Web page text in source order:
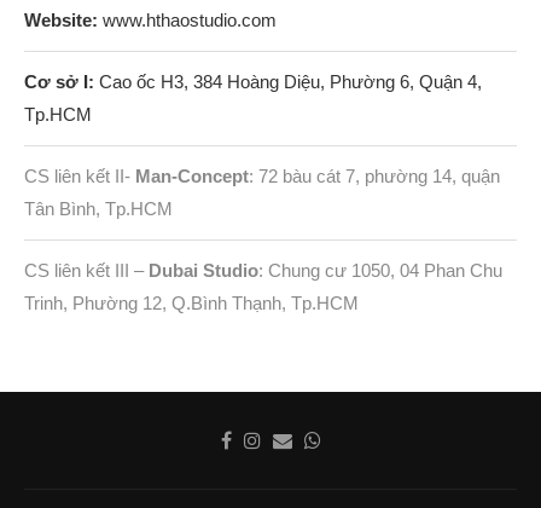
Website: www.hthaostudio.com
Cơ sở I: Cao ốc H3, 384 Hoàng Diệu, Phường 6, Quận 4,
Tp.HCM
CS liên kết II- Man-Concept: 72 bàu cát 7, phường 14, quận
Tân Bình, Tp.HCM
CS liên kết III – Dubai Studio: Chung cư 1050, 04 Phan Chu
Trinh, Phường 12, Q.Bình Thạnh, Tp.HCM